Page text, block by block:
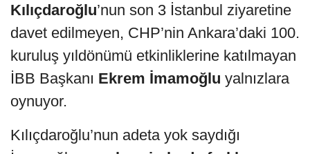
Kılıçdaroğlu’nun son 3 İstanbul ziyaretine
davet edilmeyen, CHP’nin Ankara’daki 100.
kuruluş yıldönümü etkinliklerine katılmayan
İBB Başkanı Ekrem İmamoğlu yalnızlara
oynuyor.
Kılıçdaroğlu’nun adeta yok saydığı